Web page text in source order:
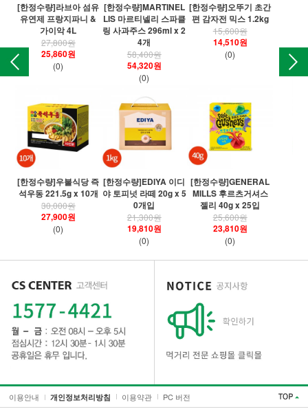
[한정수량]라브아 섬유
유연제 프랑지파니 &
가이악 4L
27,800원
25,860원
(0)
[한정수량]MARTINEL
LIS 마르티넬리 스파클
링 사과주스 296ml x 2
4개
58,400원
54,320원
(0)
[한정수량]오뚜기 초간
편 감자전 믹스 1.2kg
15,600원
14,510원
(0)
[한정수량]우불식당 즉
석우동 221.5g x 10개
30,000원
27,900원
(0)
[한정수량]EDIYA 이디
야 토피넛 라떼 20g x 5
0개입
21,300원
19,810원
(0)
[한정수량]GENERAL
MILLS 후르츠거셔스
젤리 40g x 25입
25,600원
23,810원
(0)
이용안내 개인정보처리방침 이용약관 PC 버전